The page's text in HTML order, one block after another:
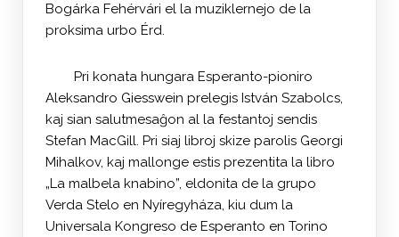
Bogárka Fehérvári el la muziklernejo de la
proksima urbo Érd.
Pri konata hungara Esperanto-pioniro
Aleksandro Giesswein prelegis István Szabolcs,
kaj sian salutmesaĝon al la festantoj sendis
Stefan MacGill. Pri siaj libroj skize parolis Georgi
Mihalkov, kaj mallonge estis prezentita la libro
„La malbela knabino”, eldonita de la grupo
Verda Stelo en Nyíregyháza, kiu dum la
Universala Kongreso de Esperanto en Torino